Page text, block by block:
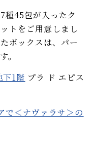
種45包が入ったク
トをご用意しまし
ボックスは、パー
。
下1階 プラ ド エピス
で＜ナヴァラサ＞の